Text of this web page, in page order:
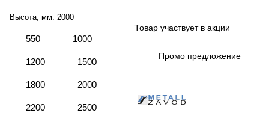
Высота, мм: 2000
550 1000
1200 1500
1800 2000
2200 2500
Товар участвует в акции
Промо предложение